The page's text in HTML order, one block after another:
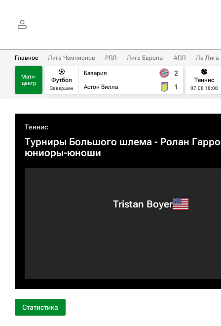
Главное Лига Чемпионов РПЛ Лига Европы АПЛ Ла Лига
Матч-
центр
Футбол
Завершен
Бавария
Астон Вилла
2
1
Теннис
07.08 18:00
Теннис
Турниры Большого шлема - Ролан
юниоры-юноши
Tristan Boyer
Статистика